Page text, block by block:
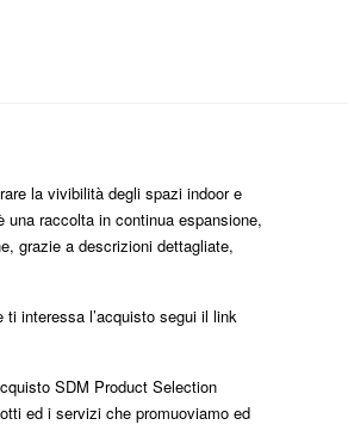
la vivibilità degli spazi indoor e
raccolta in continua espansione,
grazie a descrizioni dettagliate,
interessa l’acquisto segui il link
SDM Product Selection
ed i servizi che promuoviamo ed